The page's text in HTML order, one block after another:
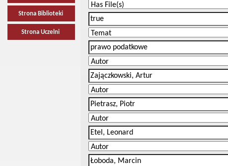
Strona Biblioteki
Strona Uczelni